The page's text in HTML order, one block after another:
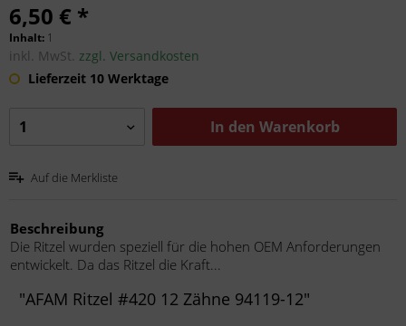
6,50 € *
Inhalt: 1
inkl. MwSt. zzgl. Versandkosten
Lieferzeit 10 Werktage
In den Warenkorb
Auf die Merkliste
Beschreibung
Die Ritzel wurden speziell für die hohen OEM Anforderungen
entwickelt. Da das Ritzel die Kraft...
"AFAM Ritzel #420 12 Zähne 94119-12"